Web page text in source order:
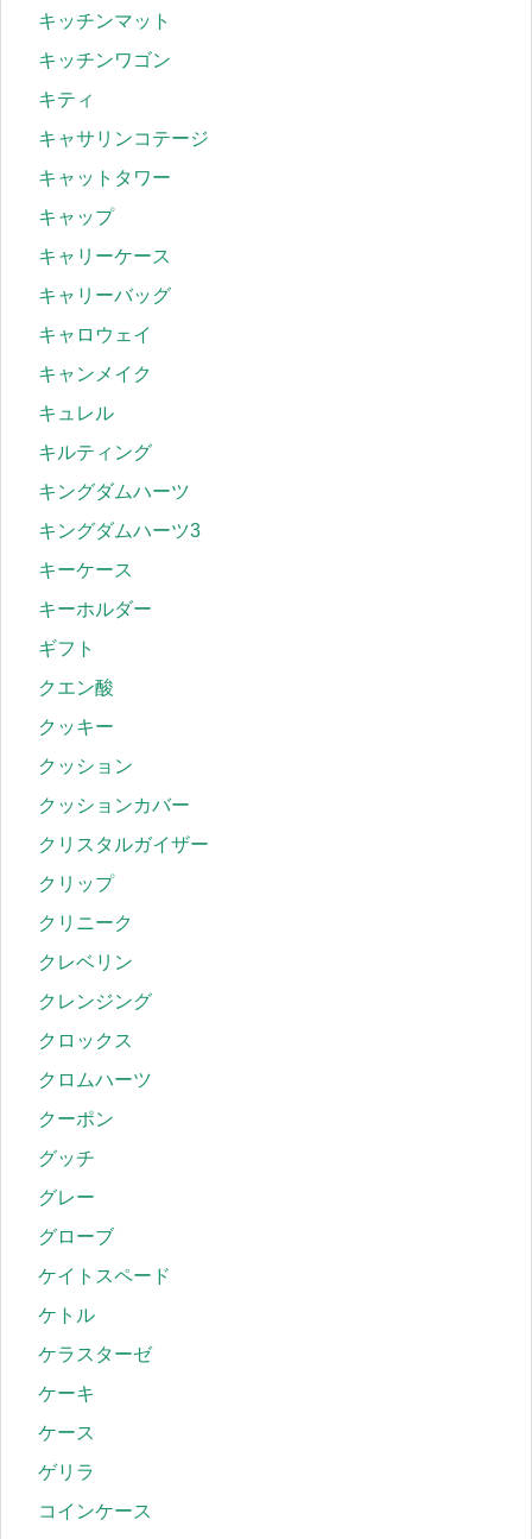
キッチンマット
キッチンワゴン
キティ
キャサリンコテージ
キャットタワー
キャップ
キャリーケース
キャリーバッグ
キャロウェイ
キャンメイク
キュレル
キルティング
キングダムハーツ
キングダムハーツ3
キーケース
キーホルダー
ギフト
クエン酸
クッキー
クッション
クッションカバー
クリスタルガイザー
クリップ
クリニーク
クレベリン
クレンジング
クロックス
クロムハーツ
クーポン
グッチ
グレー
グローブ
ケイトスペード
ケトル
ケラスターゼ
ケーキ
ケース
ゲリラ
コインケース